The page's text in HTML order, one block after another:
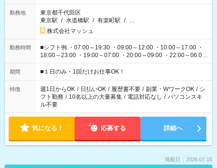
勤務地
東京都千代田区
東京駅 / 水道橋駅 / 有楽町駅 / …
株式会社マッシュ
勤務時間
■シフト例 ・07:00～19:30 ・09:00～12:00 ・10:00～17:00 ・
18:00～23:00 ・19:00～07:00 ・20:00～09:00 ・22:00～06:00
etc ★最短で3時間で5,120円のお仕事から 15時間で2万円近く稼
げるお仕事も！ ご希望のお時間に合わせてご紹介！ ※シフトは
ください！
期間 ■１日のみ・1回だけお仕事OK！
特徴 週1日からOK / 日払いOK / 履歴書不要 / 副業・WワークOK / シ
フト勤務 / 10名以上の大量募集 / 電話対応なし / パソコンスキ
ル不要
気になる！ 応募する 詳細へ
掲載日：2026.07.15